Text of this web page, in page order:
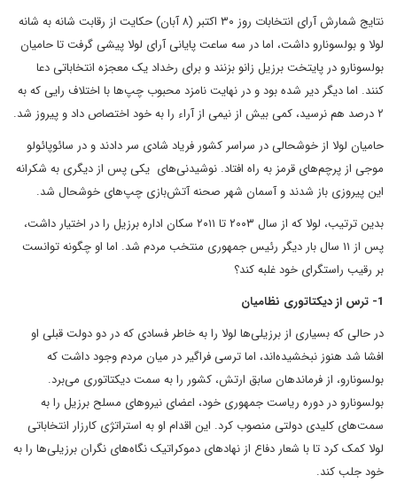
نتایج شمارش آرای انتخابات روز ۳۰ اکتبر (۸ آبان) حکایت از رقابت شانه به شانه
لولا و بولسونارو داشت، اما در سه ساعت پایانی آرای لولا پیشی گرفت تا حامیان
بولسونارو در پایتخت برزیل زانو بزنند و برای رخداد یک معجزه انتخاباتی دعا
کنند. اما دیگر دیر شده بود و در نهایت نامزد محبوب چپ‌ها با اختلاف رایی که به
۲ درصد هم نرسید، کمی بیش از نیمی از آراء را به خود اختصاص داد و پیروز شد.
حامیان لولا از خوشحالی در سراسر کشور فریاد شادی سر دادند و در سائوپائولو
موجی از پرچم‌های قرمز به راه افتاد. نوشیدنی‌های یکی پس از دیگری به شکرانه
این پیروزی باز شدند و آسمان شهر صحنه آتش‌بازی چپ‌های خوشحال شد.
بدین ترتیب، لولا که از سال ۲۰۰۳ تا ۲۰۱۱ سکان اداره برزیل را در اختیار داشت،
پس از ۱۱ سال بار دیگر رئیس جمهوری منتخب مردم شد. اما او چگونه توانست
بر رقیب راستگرای خود غلبه کند؟
1- ترس از دیکتاتوری نظامیان
در حالی که بسیاری از برزیلی‌ها لولا را به خاطر فسادی که در دو دولت قبلی او
افشا شد هنوز نبخشیده‌اند، اما ترسی فراگیر در میان مردم وجود داشت که
بولسونارو، از فرماندهان سابق ارتش، کشور را به سمت دیکتاتوری می‌برد.
بولسونارو در دوره ریاست جمهوری خود، اعضای نیروهای مسلح برزیل را به
سمت‌های کلیدی دولتی منصوب کرد. این اقدام او به استراتژی کارزار انتخاباتی
لولا کمک کرد تا با شعار دفاع از نهادهای دموکراتیک نگاه‌های نگران برزیلی‌ها را به
خود جلب کند.